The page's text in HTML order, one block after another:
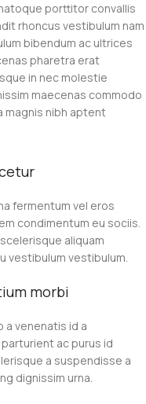
porttitor convallis
rhoncus vestibulum nam
bibendum ac ultrices
pharetra erat
in nec molestie
maecenas commodo
magnis nibh aptent
fermentum vel eros
condimentum eu sociis.
aliquam
vestibulum vestibulum.
morbi
a venenatis id a
ac purus id
a suspendisse a
dignissim urna.